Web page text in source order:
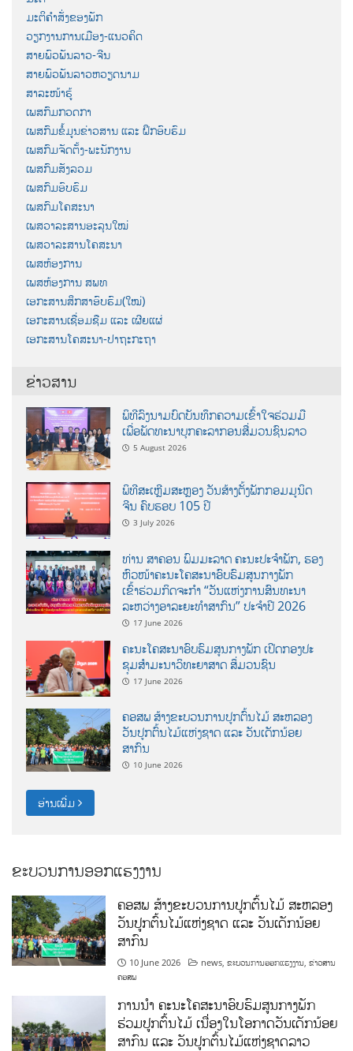
ມະຕິຄຳສັ່ງຂອງພັກ
ວຽກງານການເມືອງ-ແນວຄິດ
ສາຍພົວພັນລາວ-ຈີນ
ສາຍພົວພັນລາວຫວຽດນາມ
ສາລະໜ້າຮູ້
ເພສກົມກວດກາ
ເພສກົມຂໍ້ມູນຂ່າວສານ ແລະ ຝຶກອົບຮົມ
ເພສກົມຈັດຕັ້ງ-ພະນັກງານ
ເພສກົມສັງລວມ
ເພສກົມອົບຮົມ
ເພສກົມໂຄສະນາ
ເພສວາລະສານອະລຸນໃໝ່
ເພສວາລະສານໂຄສະນາ
ເພສຫ້ອງການ
ເພສຫ້ອງການ ສພທ
ເອກະສານສຶກສາອົບຮົມ(ໃໝ່)
ເອກະສານເຊື່ອມຊືມ ແລະ ເຜີຍແຜ່
ເອກະສານໂຄສະນາ-ປາຖະກະຖາ
ຂ່າວສານ
ພິທີລົງນາມບົດບັນທຶກຄວາມເຂົ້າໃຈຮ່ວມມື
ເພື່ອພັດທະນາບຸກຄະລາກອນສື່ມວນຊົນລາວ
5 August 2026
ພິທີສະເຫຼີມສະຫຼອງ ວັນສ້າງຕັ້ງພັກກອມມູນິດ
ຈີນ ຄົບຮອບ 105 ປີ
3 July 2026
ທ່ານ ສາຄອນ ພົມມະລາດ ຄະນະປະຈໍາພັກ, ຮອງ
ຫົວໜ້າຄະນະໂຄສະນາອົບຮົມສູນກາງພັກ
ເຂົ້າຮ່ວມກິດຈະກຳ “ວັນແຫ່ງການສົນທະນາ
ລະຫວ່າງອາລະຍະທຳສາກົນ” ປະຈຳປີ 2026
17 June 2026
ຄະນະໂຄສະນາອົບຮົມສູນກາງພັກ ເປີດກອງປະ
ຊຸມສຳມະນາວິທະຍາສາດ ສຶ່ມວນຊົນ
17 June 2026
ຄອສພ ສ້າງຂະບວນການປູກຕົ້ນໄມ້ ສະຫລອງ
ວັນປູກຕົ້ນໄມ້ແຫ່ງຊາດ ແລະ ວັນເດັກນ້ອຍ
ສາກົນ
10 June 2026
ອ່ານເພີ່ມ
ຂະບວນການອອກແຮງງານ
ຄອສພ ສ້າງຂະບວນການປູກຕົ້ນໄມ້ ສະຫລອງ
ວັນປູກຕົ້ນໄມ້ແຫ່ງຊາດ ແລະ ວັນເດັກນ້ອຍ
ສາກົນ
10 June 2026 news ,ຂະບວນການອອກແຮງງານ ,ຂ່າວສານ
ຄອສພ
ການນໍາ ຄະນະໂຄສະນາອົບຮົມສູນກາງພັກ
ຮ່ວມປູກຕົ້ນໄມ້ ເນື່ອງໃນໂອກາດວັນເດັກນ້ອຍ
ສາກົນ ແລະ ວັນປູກຕົ້ນໄມ້ແຫ່ງຊາດລາວ